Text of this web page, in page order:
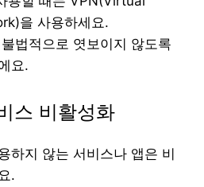
을 사용하세요.
법적으로 엿보이지 않도록
요.
스 비활성화
하지 않는 서비스나 앱은 비
.